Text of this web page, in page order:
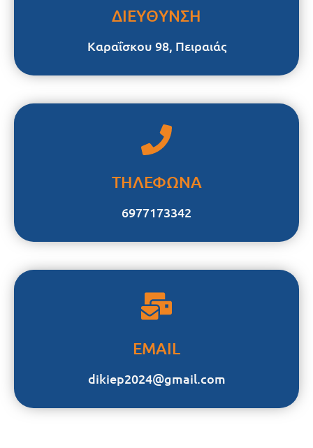
ΔΙΕΥΘΥΝΣΗ
Καραΐσκου 98, Πειραιάς
ΤΗΛΕΦΩΝΑ
6977173342
EMAIL
dikiep2024@gmail.com